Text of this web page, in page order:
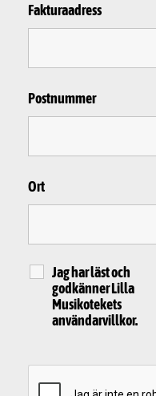
Fakturaadress
Postnummer
Ort
Jag har läst och
godkänner Lilla
Musikotekets
användarvillkor.